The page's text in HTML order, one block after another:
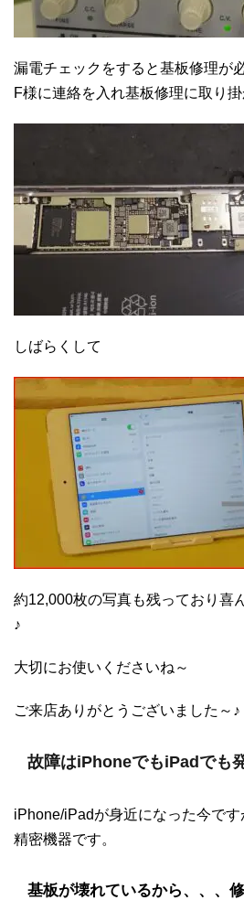
漏電チェックをすると基板修理が
F様に連絡を入れ基板修理に取り掛
しばらくして
約12,000枚の写真も残っており喜
♪
大切にお使いくださいね～
ご来店ありがとうございました～♪
故障はiPhoneでもiPadでも
iPhone/iPadが身近になった今で
精密機器です。
基板が壊れているから、、、